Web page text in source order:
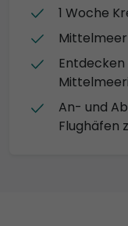
1 Woche
Entdecken
An- und
Flughäfen